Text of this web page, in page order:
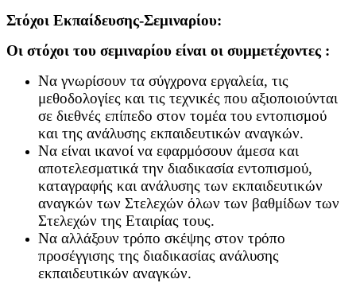
Στόχοι Εκπαίδευσης-Σεμιναρίου:
Οι στόχοι του σεμιναρίου είναι οι συμμετέχοντες :
Να γνωρίσουν τα σύγχρονα εργαλεία, τις
μεθοδολογίες και τις τεχνικές που αξιοποιούνται
σε διεθνές επίπεδο στον τομέα του εντοπισμού
και της ανάλυσης εκπαιδευτικών αναγκών.
Να είναι ικανοί να εφαρμόσουν άμεσα και
αποτελεσματικά την διαδικασία εντοπισμού,
καταγραφής και ανάλυσης των εκπαιδευτικών
αναγκών των Στελεχών όλων των βαθμίδων των
Στελεχών της Εταιρίας τους.
Να αλλάξουν τρόπο σκέψης στον τρόπο
προσέγγισης της διαδικασίας ανάλυσης
εκπαιδευτικών αναγκών.